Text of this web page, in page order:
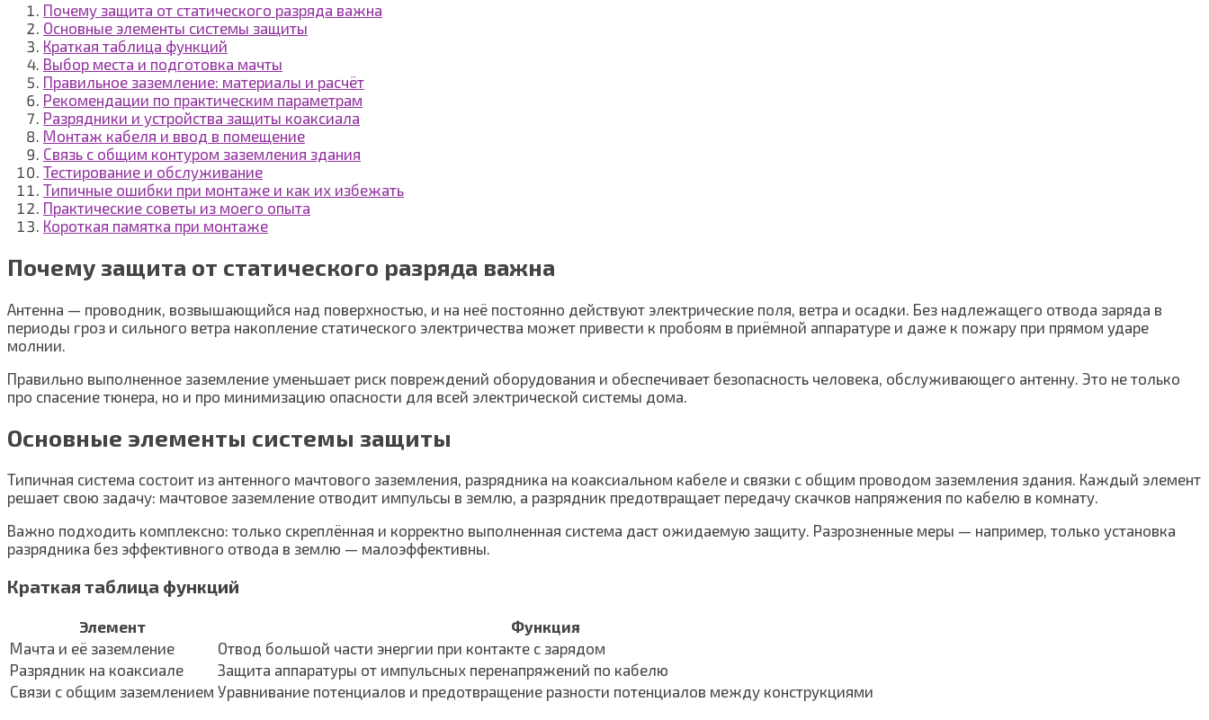
Почему защита от статического разряда важна
Основные элементы системы защиты
Краткая таблица функций
Выбор места и подготовка мачты
Правильное заземление: материалы и расчёт
Рекомендации по практическим параметрам
Разрядники и устройства защиты коаксиала
Монтаж кабеля и ввод в помещение
Связь с общим контуром заземления здания
Тестирование и обслуживание
Типичные ошибки при монтаже и как их избежать
Практические советы из моего опыта
Короткая памятка при монтаже
Почему защита от статического разряда важна
Антенна — проводник, возвышающийся над поверхностью, и на неё постоянно действуют электрические поля, ветра и осадки. Без надлежащего отвода заряда в
периоды гроз и сильного ветра накопление статического электричества может привести к пробоям в приёмной аппаратуре и даже к пожару при прямом ударе
молнии.
Правильно выполненное заземление уменьшает риск повреждений оборудования и обеспечивает безопасность человека, обслуживающего антенну. Это не только
про спасение тюнера, но и про минимизацию опасности для всей электрической системы дома.
Основные элементы системы защиты
Типичная система состоит из антенного мачтового заземления, разрядника на коаксиальном кабеле и связки с общим проводом заземления здания. Каждый элемент
решает свою задачу: мачтовое заземление отводит импульсы в землю, а разрядник предотвращает передачу скачков напряжения по кабелю в комнату.
Важно подходить комплексно: только скреплённая и корректно выполненная система даст ожидаемую защиту. Разрозненные меры — например, только установка
разрядника без эффективного отвода в землю — малоэффективны.
Краткая таблица функций
Элемент
Функция
Мачта и её заземление
Отвод большой части энергии при контакте с зарядом
Разрядник на коаксиале
Защита аппаратуры от импульсных перенапряжений по кабелю
Связи с общим заземлением Уравнивание потенциалов и предотвращение разности потенциалов между конструкциями